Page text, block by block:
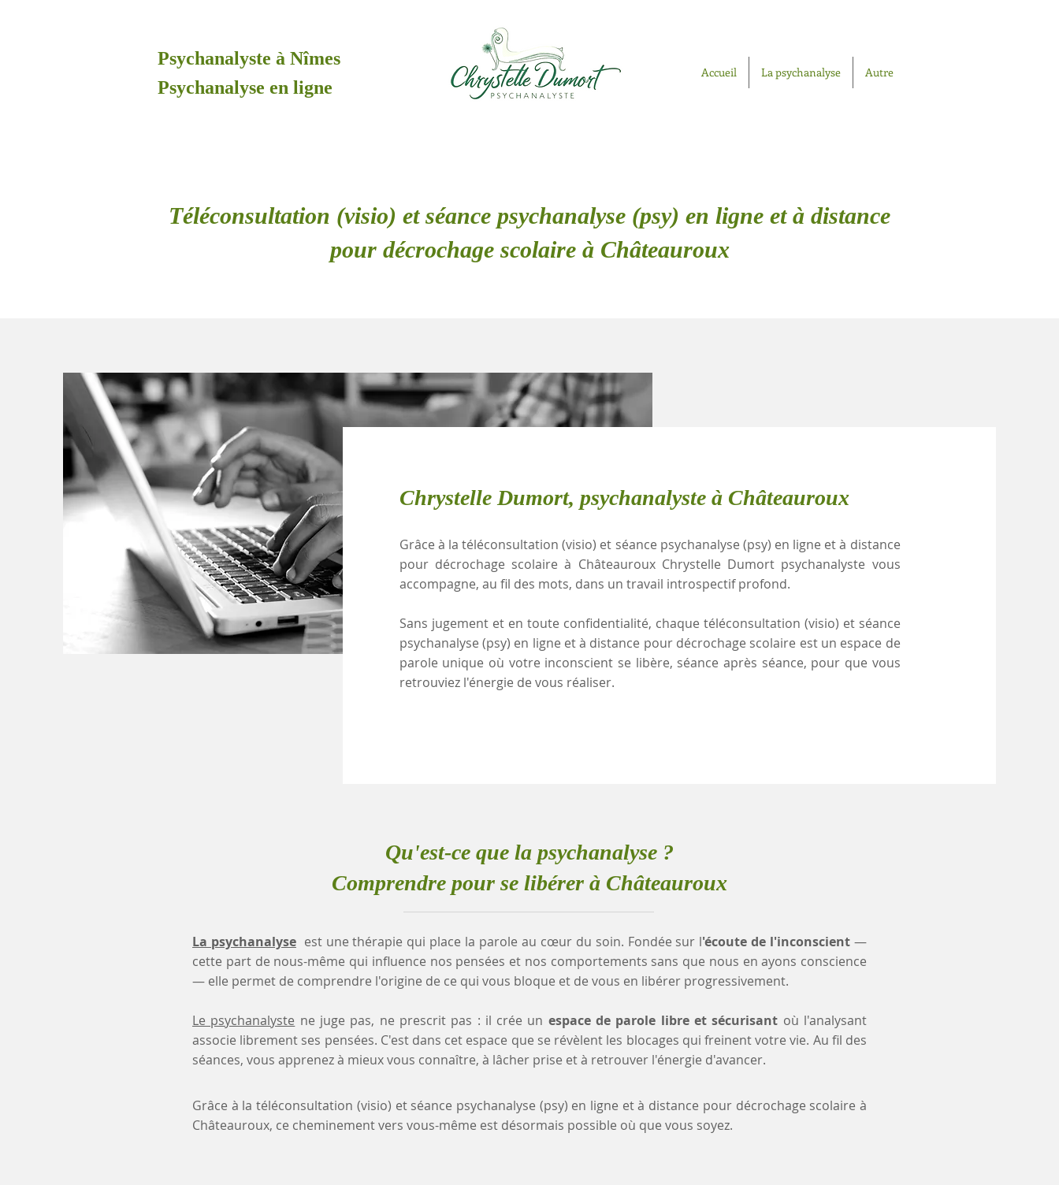
Psychanalyste à Nîmes
Psychanalyse en ligne
Accueil La psychanalyse Autre
Téléconsultation (visio) et séance psychanalyse (psy) en ligne et à distance
pour décrochage scolaire à Châteauroux
Chrystelle Dumort, psychanalyste à Châteauroux
Grâce à la téléconsultation (visio) et séance psychanalyse (psy) en ligne et à distance
pour décrochage scolaire à Châteauroux Chrystelle Dumort psychanalyste vous
accompagne, au fil des mots, dans un travail introspectif profond.
Sans jugement et en toute confidentialité, chaque téléconsultation (visio) et séance
psychanalyse (psy) en ligne et à distance pour décrochage scolaire est un espace de
parole unique où votre inconscient se libère, séance après séance, pour que vous
retrouviez l'énergie de vous réaliser.
Qu'est-ce que la psychanalyse ?
Comprendre pour se libérer à Châteauroux
La psychanalyse est une thérapie qui place la parole au cœur du soin. Fondée sur l'écoute de l'inconscient—
cette part de nous-même qui influence nos pensées et nos comportements sans que nous en ayons conscience
— elle permet de comprendre l'origine de ce qui vous bloque et de vous en libérer progressivement.
Le psychanalyste ne juge pas, ne prescrit pas : il crée un espace de parole libre et sécurisant où l'analysant
associe librement ses pensées. C'est dans cet espace que se révèlent les blocages qui freinent votre vie. Au fil des
séances, vous apprenez à mieux vous connaître, à lâcher prise et à retrouver l'énergie d'avancer.
Grâce à la téléconsultation (visio) et séance psychanalyse (psy) en ligne et à distance pour décrochage scolaire à
Châteauroux, ce cheminement vers vous-même est désormais possible où que vous soyez.